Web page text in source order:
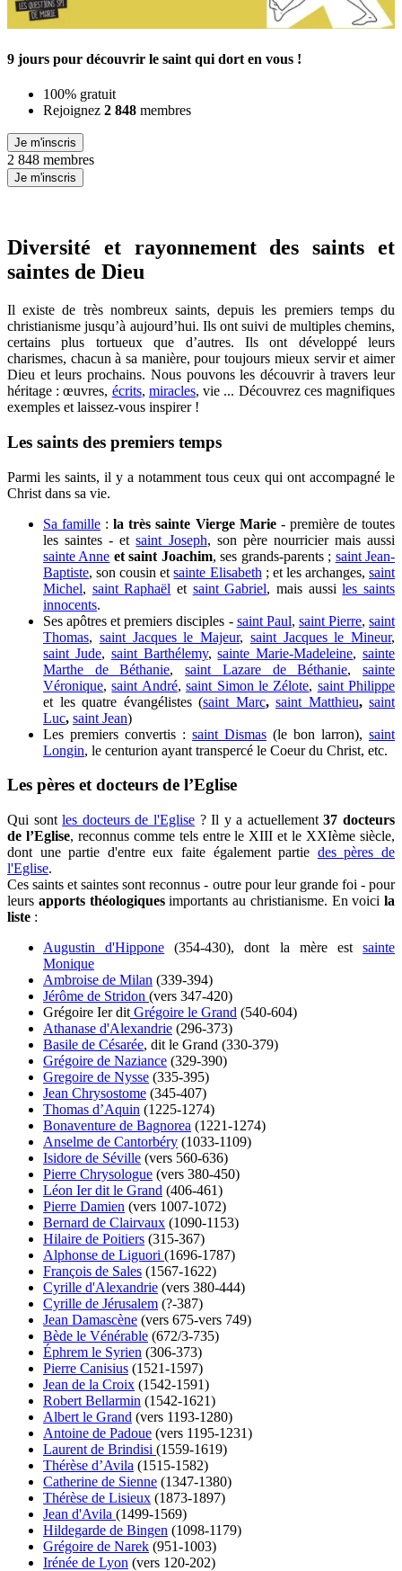
9 jours pour découvrir le saint qui dort en vous !
100% gratuit
Rejoignez 2 848 membres
Je m'inscris
2 848 membres
Je m'inscris
Diversité et rayonnement des saints et
saintes de Dieu
Il existe de très nombreux saints, depuis les premiers temps du
christianisme jusqu’à aujourd’hui. Ils ont suivi de multiples chemins,
certains plus tortueux que d’autres. Ils ont développé leurs
charismes, chacun à sa manière, pour toujours mieux servir et aimer
Dieu et leurs prochains. Nous pouvons les découvrir à travers leur
héritage : œuvres, écrits, miracles, vie ... Découvrez ces magnifiques
exemples et laissez-vous inspirer !
Les saints des premiers temps
Parmi les saints, il y a notamment tous ceux qui ont accompagné le
Christ dans sa vie.
Sa famille :la très sainte Vierge Marie- première de toutes
les saintes - etsaint Joseph, son père nourricier mais aussi
sainte Anne et saint Joachim, ses grands-parents ; saint Jean-
Baptiste, son cousin etsainte Elisabeth ; et les archanges,saint
Michel, saint Raphaël et saint Gabriel, mais aussiles saints
innocents.
Ses apôtres et premiers disciples - saint Paul, saint Pierre,saint
Thomas, saint Jacques le Majeur, saint Jacques le Mineur,
saint Jude, saint Barthélemy,sainte Marie-Madeleine,sainte
Marthe de Béthanie,saint Lazare de Béthanie,sainte
Véronique,saint André,saint Simon le Zélote, saint Philippe
et les quatre évangélistes (saint Marc, saint Matthieu, saint
Luc, saint Jean)
Les premiers convertis : saint Dismas (le bon larron), saint
Longin, le centurion ayant transpercé le Coeur du Christ, etc.
Les pères et docteurs de l’Eglise
Qui sont les docteurs de l'Eglise ? Il y a actuellement37 docteurs
de l’Eglise, reconnus comme tels entre le XIII et le XXIème siècle,
dont une partie d'entre eux faite également partie des pères de
l'Eglise.
Ces saints et saintes sont reconnus - outre pour leur grande foi - pour
leurs apports théologiquesimportants au christianisme. En voici la
liste :
Augustin d'Hippone (354-430), dont la mère estsainte
Monique
Ambroise de Milan (339-394)
Jérôme de Stridon (vers 347-420)
Grégoire Ier dit Grégoire le Grand (540-604)
Athanase d'Alexandrie (296-373)
Basile de Césarée, dit le Grand (330-379)
Grégoire de Naziance (329-390)
Gregoire de Nysse (335-395)
Jean Chrysostome (345-407)
Thomas d’Aquin (1225-1274)
Bonaventure de Bagnorea (1221-1274)
Anselme de Cantorbéry (1033-1109)
Isidore de Séville (vers 560-636)
Pierre Chrysologue (vers 380-450)
Léon Ier dit le Grand (406-461)
Pierre Damien (vers 1007-1072)
Bernard de Clairvaux (1090-1153)
Hilaire de Poitiers (315-367)
Alphonse de Liguori (1696-1787)
François de Sales (1567-1622)
Cyrille d'Alexandrie (vers 380-444)
Cyrille de Jérusalem (?-387)
Jean Damascène (vers 675-vers 749)
Bède le Vénérable (672/3-735)
Éphrem le Syrien (306-373)
Pierre Canisius (1521-1597)
Jean de la Croix (1542-1591)
Robert Bellarmin (1542-1621)
Albert le Grand (vers 1193-1280)
Antoine de Padoue (vers 1195-1231)
Laurent de Brindisi (1559-1619)
Thérèse d’Avila (1515-1582)
Catherine de Sienne (1347-1380)
Thérèse de Lisieux (1873-1897)
Jean d'Avila (1499-1569)
Hildegarde de Bingen (1098-1179)
Grégoire de Narek (951-1003)
Irénée de Lyon (vers 120-202)